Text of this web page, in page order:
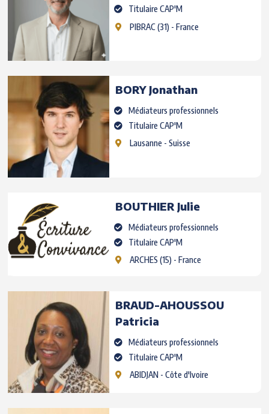
Titulaire CAP'M
PIBRAC(31) - France
BORY Jonathan
Médiateurs professionnels
Titulaire CAP'M
Lausanne - Suisse
BOUTHIER Julie
Médiateurs professionnels
Titulaire CAP'M
ARCHES (15) - France
BRAUD-AHOUSSOU
Patricia
Médiateurs professionnels
Titulaire CAP'M
ABIDJAN- Côte d'Ivoire